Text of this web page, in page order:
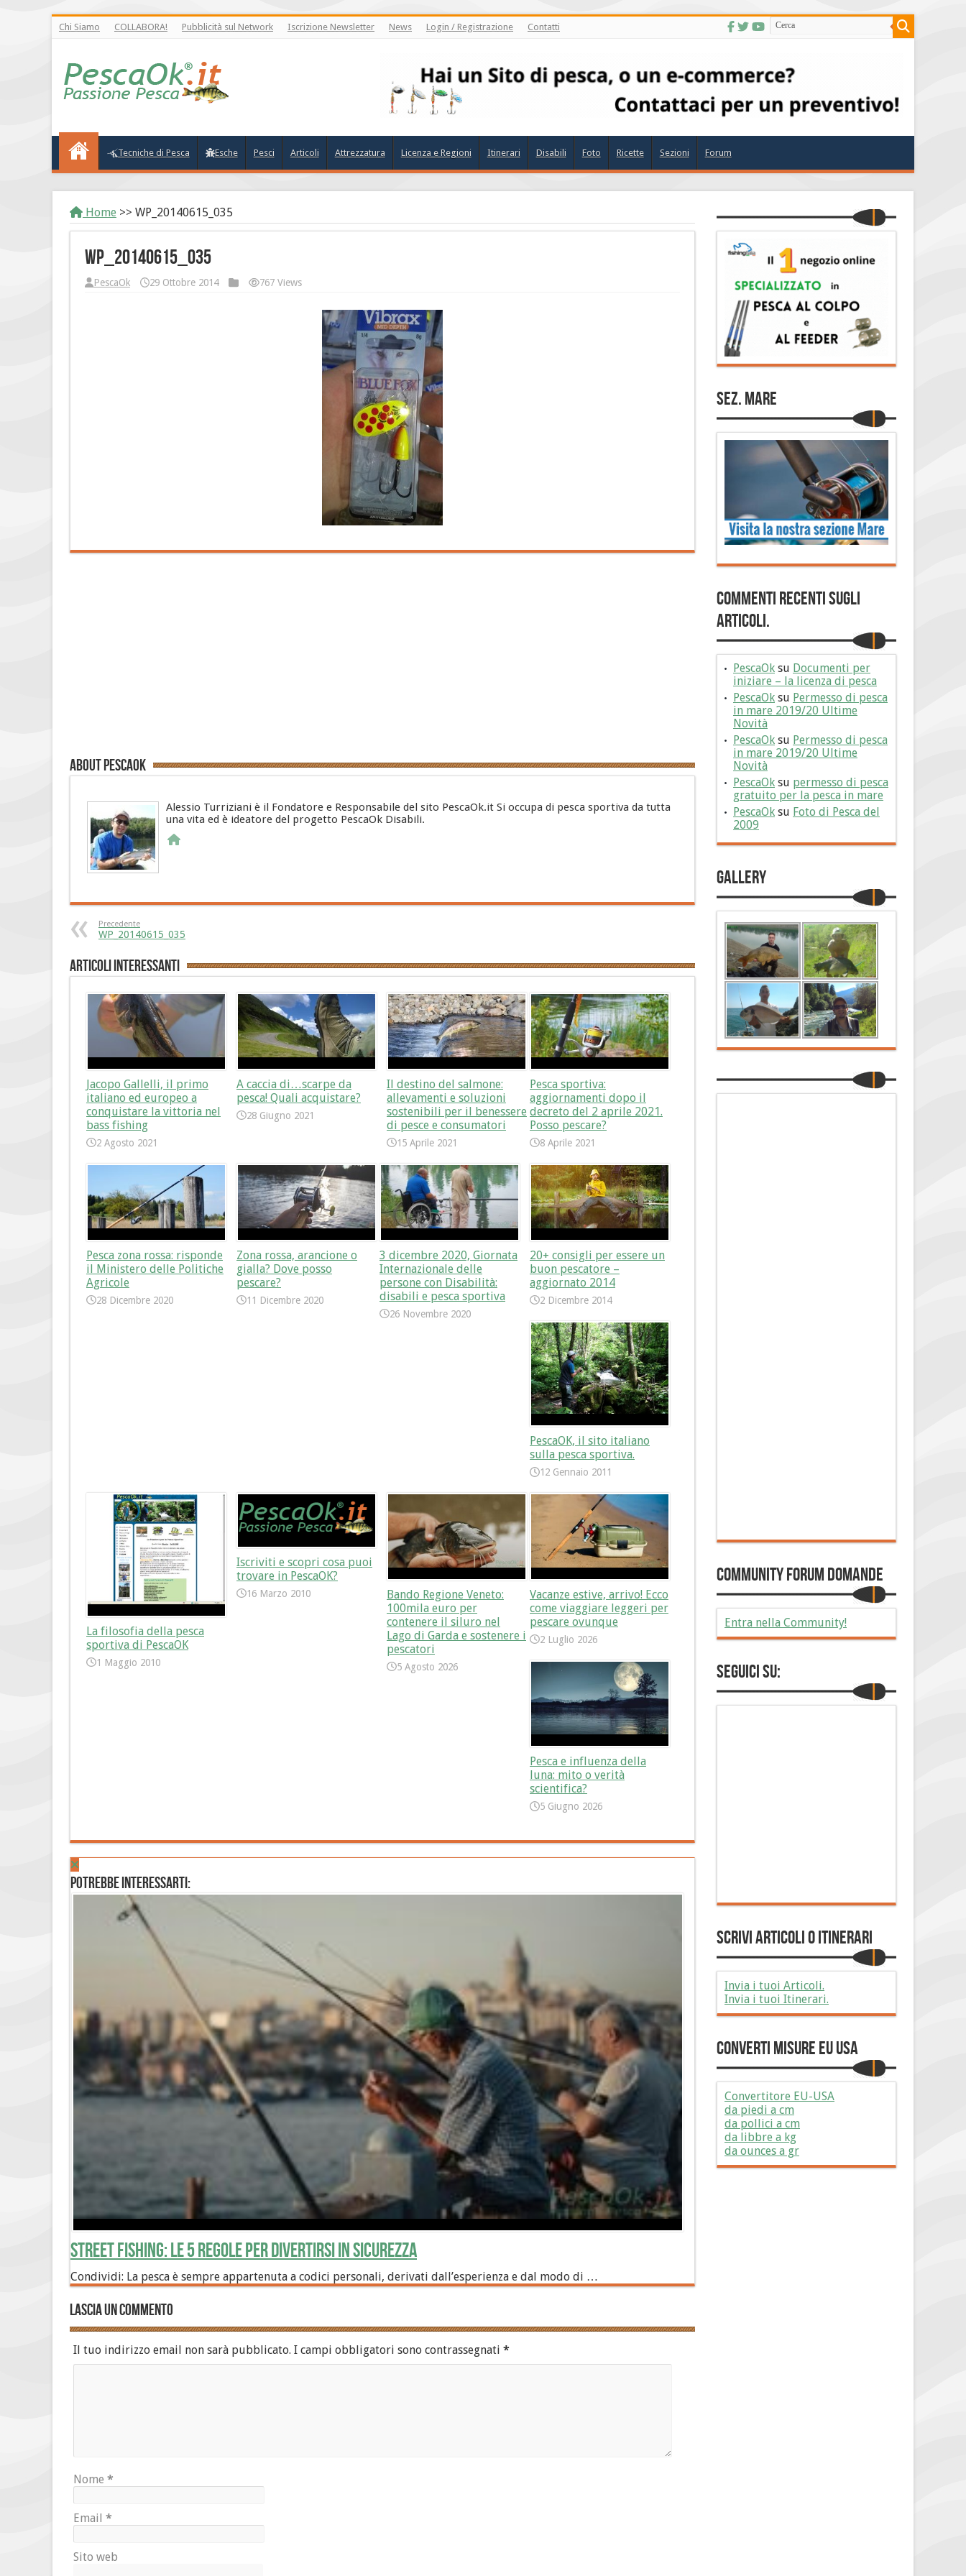
Chi Siamo COLLABORA! Pubblicità sul Network Iscrizione Newsletter News Login / Registrazione Contatti
Tecniche di Pesca Esche Pesci Articoli Attrezzatura Licenza e Regioni Itinerari Disabili Foto Ricette Sezioni Forum
Home >> WP_20140615_035
WP_20140615_035
PescaOk 29 Ottobre 2014 767 Views
About PescaOk
Alessio Turriziani è il Fondatore e Responsabile del sito PescaOk.it Si occupa di pesca sportiva da tutta
una vita ed è ideatore del progetto PescaOk Disabili.
Precedente
WP_20140615_035
Articoli interessanti
Jacopo Gallelli, il primo
italiano ed europeo a
conquistare la vittoria nel
bass fishing
2 Agosto 2021
A caccia di…scarpe da
pesca! Quali acquistare?
28 Giugno 2021
Il destino del salmone:
allevamenti e soluzioni
sostenibili per il benessere
di pesce e consumatori
15 Aprile 2021
Pesca sportiva:
aggiornamenti dopo il
decreto del 2 aprile 2021.
Posso pescare?
8 Aprile 2021
Pesca zona rossa: risponde
il Ministero delle Politiche
Agricole
28 Dicembre 2020
Zona rossa, arancione o
gialla? Dove posso
pescare?
11 Dicembre 2020
3 dicembre 2020, Giornata
Internazionale delle
persone con Disabilità:
disabili e pesca sportiva
26 Novembre 2020
20+ consigli per essere un
buon pescatore –
aggiornato 2014
2 Dicembre 2014
PescaOK, il sito italiano
sulla pesca sportiva.
12 Gennaio 2011
La filosofia della pesca
sportiva di PescaOK
1 Maggio 2010
Iscriviti e scopri cosa puoi
trovare in PescaOK?
16 Marzo 2010
Bando Regione Veneto:
100mila euro per
contenere il siluro nel
Lago di Garda e sostenere i
pescatori
5 Agosto 2026
Vacanze estive, arrivo! Ecco
come viaggiare leggeri per
pescare ovunque
2 Luglio 2026
Pesca e influenza della
luna: mito o verità
scientifica?
5 Giugno 2026
Potrebbe interessarti:
Street Fishing: le 5 regole per divertirsi in sicurezza
Condividi: La pesca è sempre appartenuta a codici personali, derivati dall’esperienza e dal modo di …
Lascia un commento
Il tuo indirizzo email non sarà pubblicato. I campi obbligatori sono contrassegnati *
Nome *
Email *
Sito web
Sez. Mare
Commenti Recenti sugli
articoli.
PescaOk su Documenti per
iniziare – la licenza di pesca
PescaOk su Permesso di pesca
in mare 2019/20 Ultime
Novità
PescaOk su Permesso di pesca
in mare 2019/20 Ultime
Novità
PescaOk su permesso di pesca
gratuito per la pesca in mare
PescaOk su Foto di Pesca del
2009
Gallery
Community Forum Domande
Entra nella Community!
Seguici su:
Scrivi Articoli o Itinerari
Invia i tuoi Articoli.
Invia i tuoi Itinerari.
Converti Misure EU USA
Convertitore EU-USA
da piedi a cm
da pollici a cm
da libbre a kg
da ounces a gr